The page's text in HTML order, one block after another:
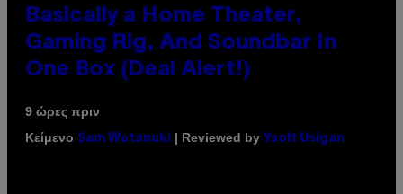
Basically a Home Theater,
Gaming Rig, And Soundbar In
One Box (Deal Alert!)
9 ώρες πριν
Κείμενο Sam Watanuki | Reviewed by Ysolt Usigan